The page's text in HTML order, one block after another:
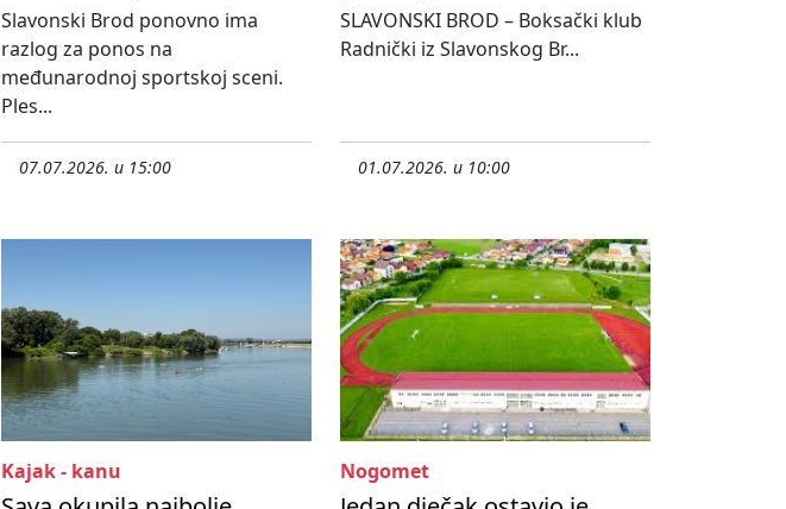
Slavonski Brod ponovno ima
razlog za ponos na
međunarodnoj sportskoj sceni.
Ples...
07.07.2026. u 15:00
SLAVONSKI BROD – Boksački klub
Radnički iz Slavonskog Br...
01.07.2026. u 10:00
Kajak - kanu Nogomet